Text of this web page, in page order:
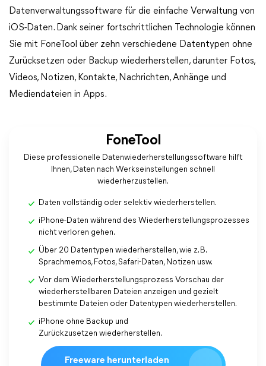
Datenverwaltungssoftware für die einfache Verwaltung von
iOS-Daten. Dank seiner fortschrittlichen Technologie können
Sie mit FoneTool über zehn verschiedene Datentypen ohne
Zurücksetzen oder Backup wiederherstellen, darunter Fotos,
Videos, Notizen, Kontakte, Nachrichten, Anhänge und
Mediendateien in Apps.
FoneTool
Diese professionelle Datenwiederherstellungssoftware hilft
Ihnen, Daten nach Werkseinstellungen schnell
wiederherzustellen.
Daten vollständig oder selektiv wiederherstellen.
iPhone-Daten während des Wiederherstellungsprozesses
nicht verloren gehen.
Über 20 Datentypen wiederherstellen, wie z. B.
Sprachmemos, Fotos, Safari-Daten, Notizen usw.
Vor dem Wiederherstellungsprozess Vorschau der
wiederherstellbaren Dateien anzeigen und gezielt
bestimmte Dateien oder Datentypen wiederherstellen.
iPhone ohne Backup und
Zurückzusetzen wiederherstellen.
Freeware herunterladen